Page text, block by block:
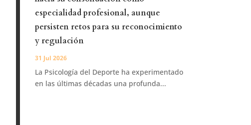
especialidad profesional, aunque
persisten retos para su reconocimiento
y regulación
31 Jul 2026
La Psicología del Deporte ha experimentado
en las últimas décadas una profunda...